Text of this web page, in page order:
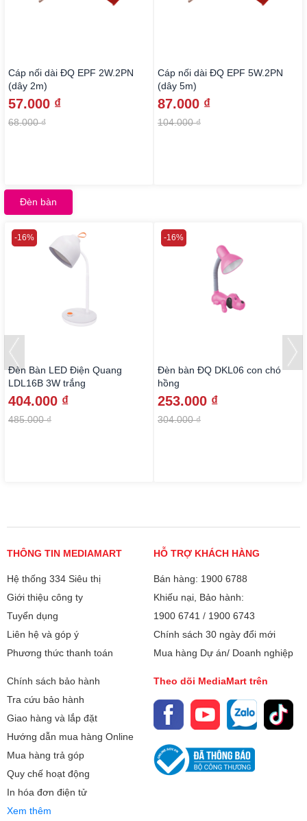
Cáp nối dài ĐQ EPF 2W.2PN
(dây 2m)
57.000 ₫
68.000 ₫
Cáp nối dài ĐQ EPF 5W.2PN
(dây 5m)
87.000 ₫
104.000 ₫
Đèn bàn
Đèn Bàn LED Điện Quang
LDL16B 3W trắng
404.000 ₫
485.000 ₫
-16%
Đèn bàn ĐQ DKL06 con chó
hồng
253.000 ₫
304.000 ₫
-16%
THÔNG TIN MEDIAMART
Hệ thống 334 Siêu thị
Giới thiệu công ty
Tuyển dụng
Liên hệ và góp ý
Phương thức thanh toán
HỖ TRỢ KHÁCH HÀNG
Bán hàng: 1900 6788
Khiếu nại, Bảo hành:
1900 6741 / 1900 6743
Chính sách 30 ngày đổi mới
Mua hàng Dự án/ Doanh nghiệp
Chính sách bảo hành
Tra cứu bảo hành
Giao hàng và lắp đặt
Hướng dẫn mua hàng Online
Mua hàng trả góp
Quy chế hoạt động
In hóa đơn điện tử
Xem thêm
Theo dõi MediaMart trên